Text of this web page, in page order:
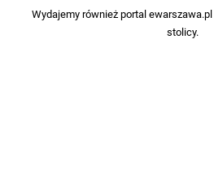
Wydajemy również portalewarszawa.pl
stolicy.